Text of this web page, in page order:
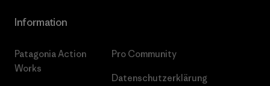
Information
Patagonia Action
Works
Pro Community
Datenschutzerklärung